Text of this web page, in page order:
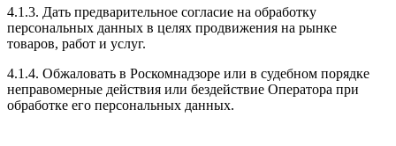
4.1.3. Дать предварительное согласие на обработку
персональных данных в целях продвижения на рынке
товаров, работ и услуг.
4.1.4. Обжаловать в Роскомнадзоре или в судебном порядке
неправомерные действия или бездействие Оператора при
обработке его персональных данных.